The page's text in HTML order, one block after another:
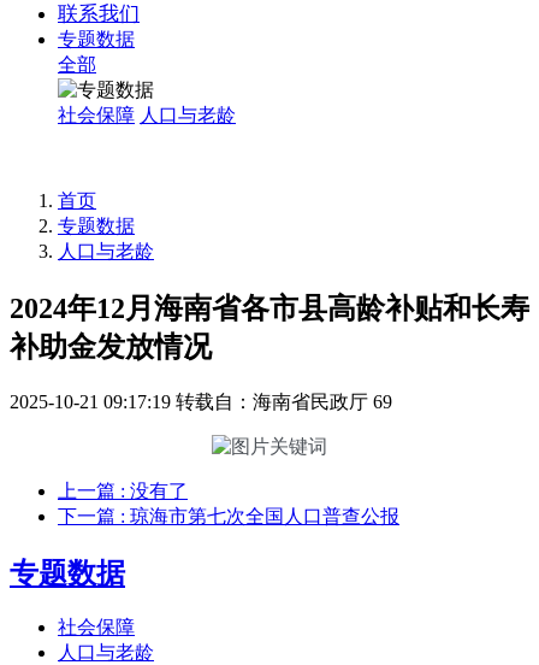
联系我们
专题数据
全部
社会保障 人口与老龄
首页
专题数据
人口与老龄
2024年12月海南省各市县高龄补贴和长寿
补助金发放情况
2025-10-21 09:17:19 转载自：海南省民政厅 69
上一篇 : 没有了
下一篇 : 琼海市第七次全国人口普查公报
专题数据
社会保障
人口与老龄